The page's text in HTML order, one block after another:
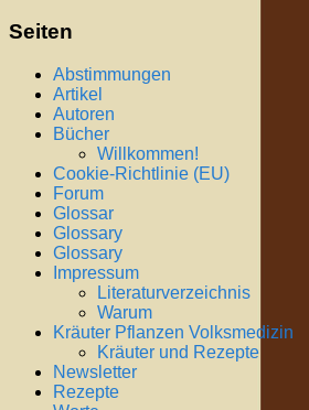
Seiten
Abstimmungen
Artikel
Autoren
Bücher
Willkommen!
Cookie-Richtlinie (EU)
Forum
Glossar
Glossary
Glossary
Impressum
Literaturverzeichnis
Warum
Kräuter Pflanzen Volksmedizin
Kräuter und Rezepte
Newsletter
Rezepte